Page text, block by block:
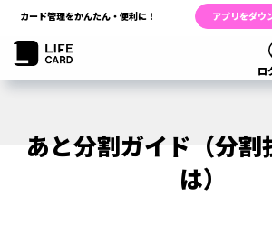
カード管理をかんたん・便利に！ アプリをダウ
ロ
あと分割ガイド（分割
は）